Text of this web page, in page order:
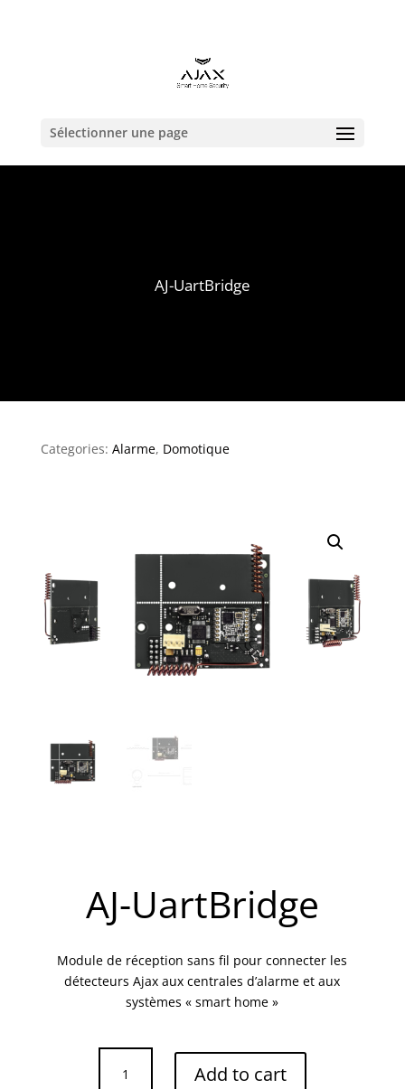
Sélectionner une page
AJ-UartBridge
Categories: Alarme, Domotique
AJ-UartBridge
Module de réception sans fil pour connecter les
détecteurs Ajax aux centrales d’alarme et aux
systèmes « smart home »
UartBridge
Add to cart